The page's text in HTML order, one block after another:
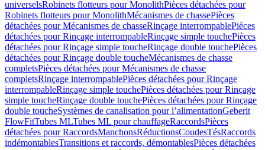
universelsRobinets flotteurs pour MonolithPièces détachées pour
Robinets flotteurs pour MonolithMécanismes de chassePièces
détachées pour Mécanismes de chasseRinçage interrompablePièces
détachées pour Rinçage interrompableRinçage simple touchePièces
détachées pour Rinçage simple toucheRinçage double touchePièces
détachées pour Rinçage double toucheMécanismes de chasse
completsPièces détachées pour Mécanismes de chasse
completsRinçage interrompablePièces détachées pour Rinçage
interrompableRinçage simple touchePièces détachées pour Rinçage
simple toucheRinçage double touchePièces détachées pour Rinçage
double toucheSystèmes de canalisation pour l’alimentationGeberit
FlowFitTubes MLTubes ML pour chauffageRaccordsPièces
détachées pour RaccordsManchonsRéductionsCoudesTésRaccords
indémontablesTransitions et raccords, démontablesPièces détachées